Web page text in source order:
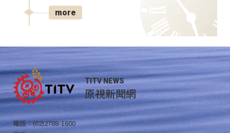
more
TITV NEWS
原視新聞網
電話：(02)2788-1600